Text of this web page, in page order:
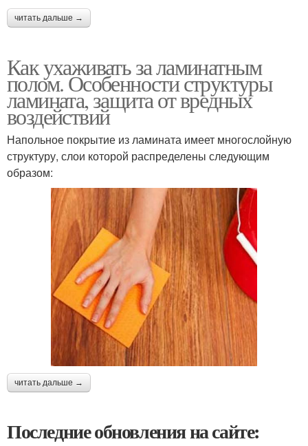
читать дальше →
Как ухаживать за ламинатным
полом. Особенности структуры
ламината, защита от вредных
воздействий
Напольное покрытие из ламината имеет многослойную
структуру, слои которой распределены следующим
образом:
читать дальше →
Последние обновления на сайте: